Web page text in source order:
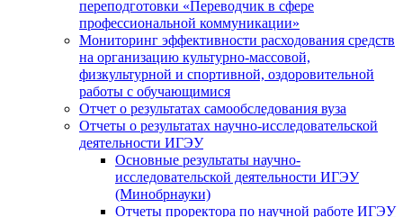
переподготовки «Переводчик в сфере
профессиональной коммуникации»
Мониторинг эффективности расходования средств
на организацию культурно-массовой,
физкультурной и спортивной, оздоровительной
работы с обучающимися
Отчет о результатах самообследования вуза
Отчеты о результатах научно-исследовательской
деятельности ИГЭУ
Основные результаты научно-
исследовательской деятельности ИГЭУ
(Минобрнауки)
Отчеты проректора по научной работе ИГЭУ